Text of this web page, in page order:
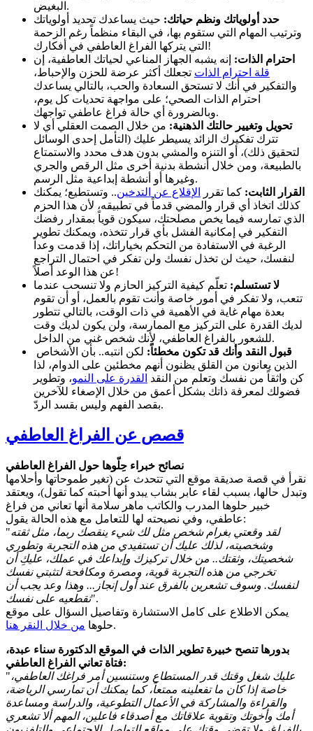
البغيض.
حدد أولوياتك ونظم حياتك: حيث يساعدك تحديد أولوياتك
وترتيب المهام التي ستقوم بها، في البقاء منظماً رغم الزحمة
التي يتركها الفراغ العاطفي في أفكارك!
احترام الذات: إنه يشبه الجهاز المناعي لحياتك العاطفية، إن
قلة احترام الذات تجعلك أكثر عرضة للحزن والإحباط،
والتفكير في أنك لا تستحق السعادة والحب، بالتالي يساعدك
احترام الذات الصحي؛ على مواجهة تحديات كل يوم،
وبالضرورة أي حالة فراغ عاطفي تواجهك.
تحويل وتغيير حالتك الذهنية: من خلال الصمت العقلي أي لا
تترك تفكيرك الزائد يسيطر عليك (التأمل إحدى الوسائل
لتحقيق ذلك)، أو التنزه والمشي بدون هدف محدد والاستمتاع
بالطبيعة، ومن خلال أنشطة بدنية أخرى مثل الرقص والجري
وغيرها أو أنشطة إبداعية مثل الرسم.
القرار الثابت: كما تقرر الإقلاع عن التدخين.. وتستطيع؛ يمكنك
كذلك اتخاذ أي قرار والمضي قدماً في تطبيقه، لأن هذا الحزم
الذي تمارسه فيما يخص مصلحتك، سيكون قوياً بمقدار رفضك
التفكير في إمكانية الفشل بأي قرار تتخذه، ويمكنك تطوير
الرغبة في الاستفادة من التحكم بخياراتك، إذا قدمت وعداً
لنفسك، حيث لن تخذل نفسك ولن تفكر في احتمال التراجع
عن هذا الوعد أصلاً!
لا تستسلم: تعلّم كيفية التركيز الحازم ولا تنسحب عندما
تتعب، ولا تفكر في أمور خاصة وأنت تقوم بالعمل، أو أن تقوم
بعدة مهام غاية في الأهمية في ذات الوقت، بالتالي تتطور
لديك القدرة على التركيز مع الممارسة، ولن يكون لديك وقت
للشعور بالفراغ العاطفي، لأنك شخص غني من الداخل.
قبول النقد وأنك قد تكون مخطئاً: لكن انتبه.. بأن الأشخاص
الذين يعانون من القلق يظنون أنهم مخطئين على الدوام، لذا
كن واثقاً من نفسك وتعلم من النقد القدرة على النمو، وتطوير
فضولك لمعرفة ذاتك بشكل أعمق من خلال الإصغاء للآخرين
بقصد الفهم وليس بقسد الردّ.
قصص عن الفراغ العاطفي
نصائح خبراء حِلّوها حول الفراغ العاطفي
نقرأ في قصة صديقة موقع التي تتحدث عن (تغير طموحاتها وأحلامها
وتبدل حالها، بسبب لقاء عابر بشاب يبدو أنها أحبته كما تقول)، ويعتقد
خبير حلوها المدرب والكاتب ماهر سلامة أنها تعاني من فراغ
عاطفي، وفي نصيحته لها للتعامل مع هذه الحالة يقول:
"لقد وقعتي بغرام شخص مثل لك شيء ينقصك ربما، مثل ثقته
وشخصيته، لذلك عليك أن تستفيدي من هذه التجربة وتطوري
شخصيتك، وثقتك.. من خلال تركيزك وإبداعك في عملك، عليكِ أن
تخرجي من هذه التجربة قوية، ومصرة ومكافحة لتثبتي نفسك
لنفسك. وسوف تشعرين بالفرق عند أول إنجاز... وهذا وعد يجب أن
تقطعيه على نفسك".
يمكن الاطلاع على كامل الاستشارة وتفاصيل السؤال على موقع
حلوها من خلال النقر هنا .
بدورها تنصح خبيرة تطوير الذات في الموقع الدكتورة سناء عبدة،
فتاة تعاني الفراغ العاطفي:
"عليك شغل وقتك قدر المستطاع وستنسين أمر فراغك العاطفي،
خاصة إذا كان ما تفعلينه ممتعاً، كما يمكنك أن تمارسي الرياضة،
والقراءة والمشاركة في الأعمال التطوعية، والدراسة ومساعدة
أمك وأخوتك وتقوية علاقاتك مع أصدقاء فاعلين، المهم ألا تشعري